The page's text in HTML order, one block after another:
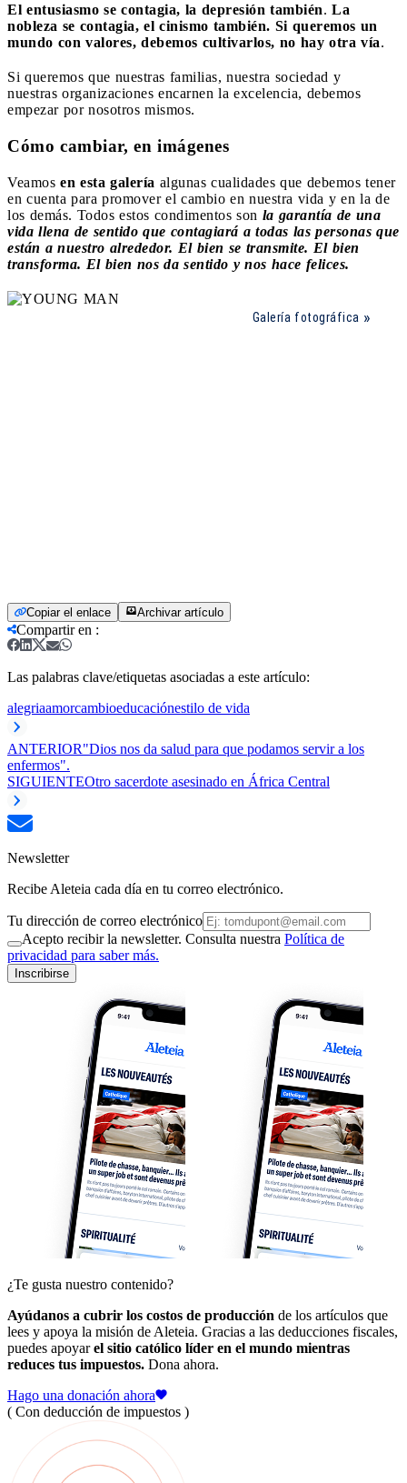
El entusiasmo se contagia, la depresión también. La
nobleza se contagia, el cinismo también. Si queremos un
mundo con valores, debemos cultivarlos, no hay otra vía.
Si queremos que nuestras familias, nuestra sociedad y
nuestras organizaciones encarnen la excelencia, debemos
empezar por nosotros mismos.
Cómo cambiar, en imágenes
Veamos en esta galería algunas cualidades que debemos tener
en cuenta para promover el cambio en nuestra vida y en la de
los demás. Todos estos condimentos son la garantía de una
vida llena de sentido que contagiará a todas las personas que
están a nuestro alrededor. El bien se transmite. El bien
transforma. El bien nos da sentido y nos hace felices.
Galería fotográfica
Copiar el enlace Archivar artículo
Compartir en :
Las palabras clave/etiquetas asociadas a este artículo:
alegriaamorcambioeducaciónestilo de vida
ANTERIOR"Dios nos da salud para que podamos servir a los
enfermos".
SIGUIENTEOtro sacerdote asesinado en África Central
Newsletter
Recibe Aleteia cada día en tu correo electrónico.
Tu dirección de correo electrónico
Acepto recibir la newsletter. Consulta nuestra Política de
privacidad para saber más.
Inscribirse
¿Te gusta nuestro contenido?
Ayúdanos a cubrir los costos de producción de los artículos que
lees y apoya la misión de Aleteia. Gracias a las deducciones fiscales,
puedes apoyarel sitio católico líder en el mundo mientras
reduces tus impuestos. Dona ahora.
Hago una donación ahora
( Con deducción de impuestos )